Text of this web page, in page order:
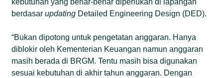
berdasarupdating Detailed Engineering Design (DED).
“Bukan dipotong untuk pengetatan anggaran. Hanya
diblokir oleh Kementerian Keuangan namun anggaran
masih berada di BRGM. Tentu masih bisa digunakan
sesuai kebutuhan di akhir tahun anggaran. Dengan